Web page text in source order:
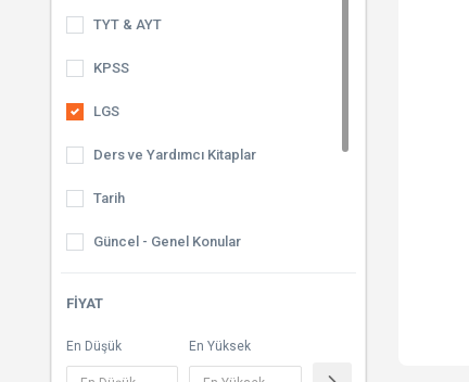
TYT & AYT
KPSS
LGS
Ders ve Yardımcı Kitaplar
Tarih
Güncel - Genel Konular
Bilim & Teknik & Mühendislik
FIYAT
En Düşük En Yüksek